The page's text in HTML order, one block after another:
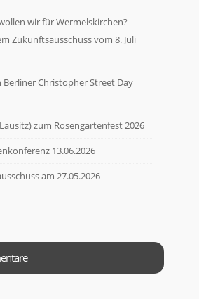
wir für Wermelskirchen?
Zukunftsausschuss vom 8. Juli
Berliner Christopher Street Day
zum Rosengartenfest 2026
13.06.2026
am 27.05.2026